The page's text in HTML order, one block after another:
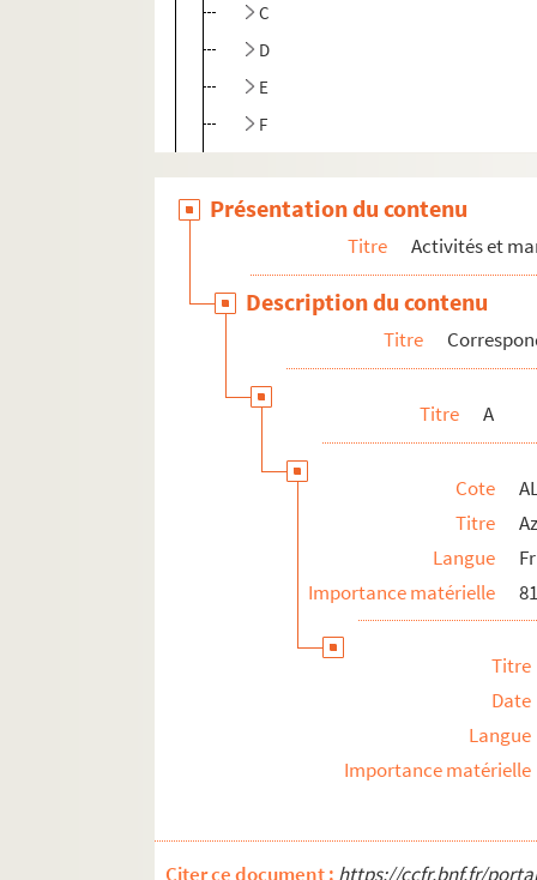
C
D
E
F
M
N
P
Oeuvres adressées à Paul Albarel
Fêtes félibréennes
ALB 3.488. Jeux floraux (en dehors de
L'enseignement de la langue d'oc
Publications en série
Présentation du contenu
Titre Activités et
Description du contenu
Titre
Titre A
Cote
Titre
Langue
Importance matérielle
Titre
Date
Langue
Importance matérielle
Citer ce document : https://ccfr.bnf.fr/